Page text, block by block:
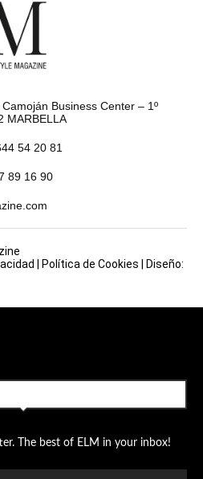
Business Center – 1º
MARBELLA
54 20 81
89 16 90
Política de Cookies
Diseño:
The best of ELM in your inbox!